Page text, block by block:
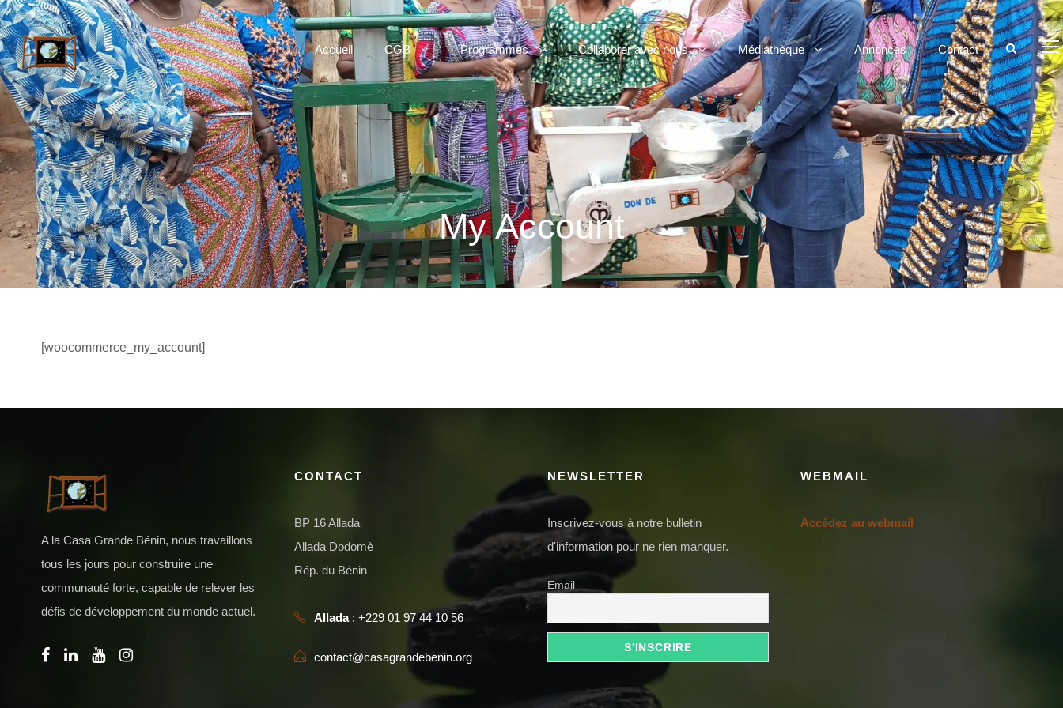
Accueil CGB Programmes Collaborer avec nous Médiathèque Annonces Contact
My Account
[woocommerce_my_account]
A la Casa Grande Bénin, nous travaillons
tous les jours pour construire une
communauté forte, capable de relever les
défis de développement du monde actuel.
CONTACT
BP 16 Allada
Allada Dodomè
Rép. du Bénin
Allada: +229 01 97 44 10 56
contact@casagrandebenin.org
NEWSLETTER
Inscrivez-vous à notre bulletin
d'information pour ne rien manquer.
Email
WEBMAIL
Accédez au webmail